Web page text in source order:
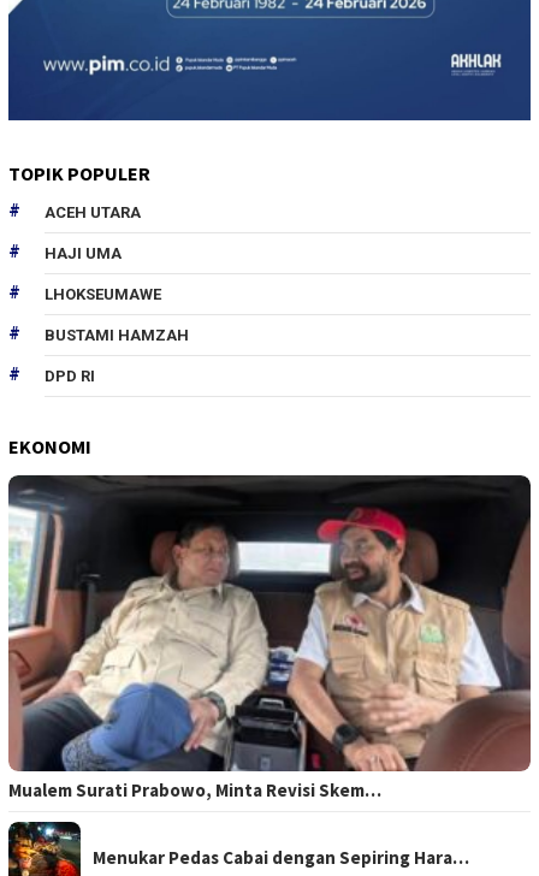
TOPIK POPULER
ACEH UTARA
HAJI UMA
LHOKSEUMAWE
BUSTAMI HAMZAH
DPD RI
EKONOMI
Mualem Surati Prabowo, Minta Revisi Skem…
Menukar Pedas Cabai dengan Sepiring Hara…